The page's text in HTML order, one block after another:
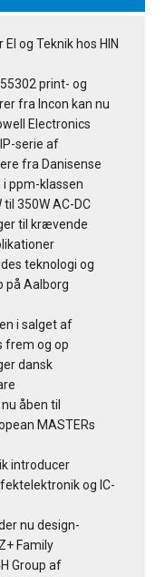
og Teknik hos HIN
print- og
fra Incon kan nu
Electronics
serie af
fra Danisense
ppm-klassen
350W AC-DC
til krævende
teknologi og
på Aalborg
i salget af
frem og op
dansk
åben til
MASTERs
introducer
og IC-
nu design-
Family
Group af